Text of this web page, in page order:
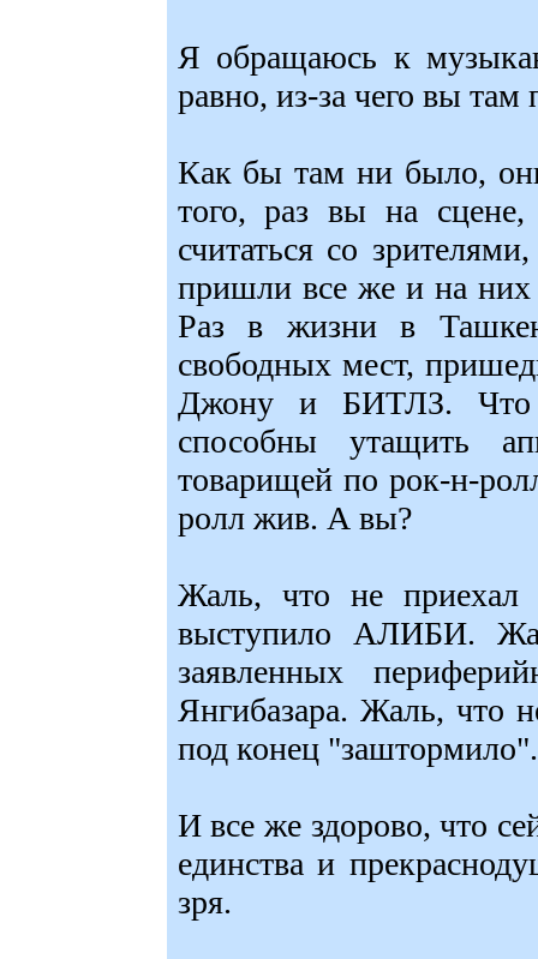
Я обращаюсь к
равно, из-за чего вы там
Как бы там ни было,
того, раз вы на
считаться со
пришли все же и на них
Раз в жизни в
свободных мест,
Джону и БИТЛЗ. Что
способны утащить
товарищей по рок-н-
ролл жив. А вы?
Жаль, что не
выступило АЛИБИ.
заявленных
Янгибазара. Жаль,
под конец "заштормило".
И все же здорово, что
единства и
зря.